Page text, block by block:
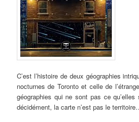
C’est l’histoire de deux géographies
nocturnes de Toronto et celle de
géographies qui ne sont pas ce
décidément, la carte n’est pas le